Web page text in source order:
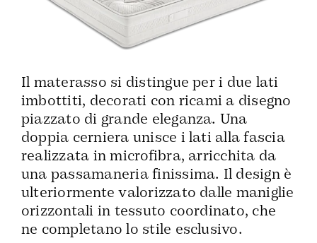
Il materasso si distingue per i due lati
imbottiti, decorati con ricami a disegno
piazzato di grande eleganza. Una
doppia cerniera unisce i lati alla fascia
realizzata in microfibra, arricchita da
una passamaneria finissima. Il design è
ulteriormente valorizzato dalle maniglie
orizzontali in tessuto coordinato, che
ne completano lo stile esclusivo.